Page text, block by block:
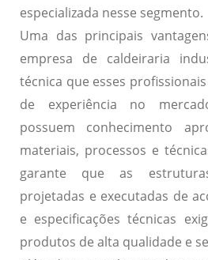
especializada nesse segmento.
Uma das principais
empresa de caldeiraria
técnica que esses
de experiência no
possuem conhecimento
materiais, processos e
garante que as
projetadas e executadas de
e especificações técnicas
produtos de alta qualidade e